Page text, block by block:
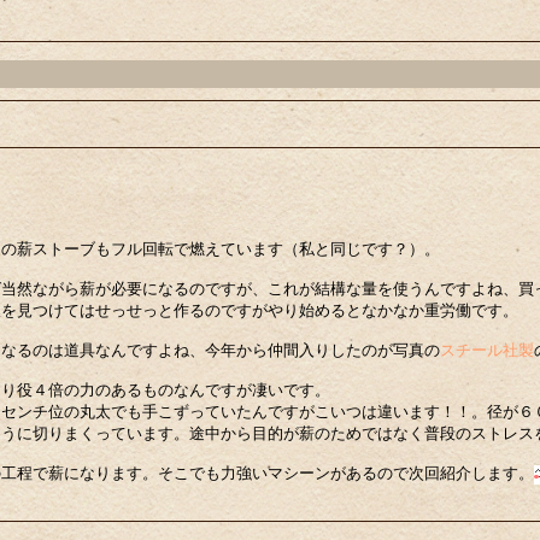
薪ストーブもフル回転で燃えています（私と同じです？）。
然ながら薪が必要になるのですが、これが結構な量を使うんですよね、
見つけてはせっせっと作るのですがやり始めるとなかなか重労働です。
るのは道具なんですよね、今年から仲間入りしたのが写真のスチール社製
役４倍の力のあるものなんですが凄いです。
ンチ位の丸太でも手こずっていたんですがこいつは違います！！。径が
に切りまくっています。途中から目的が薪のためではなく普段のストレ
程で薪になります。そこでも力強いマシーンがあるので次回紹介します。